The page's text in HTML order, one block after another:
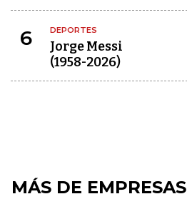
6 DEPORTES
Jorge Messi
(1958-2026)
MÁS DE EMPRESAS